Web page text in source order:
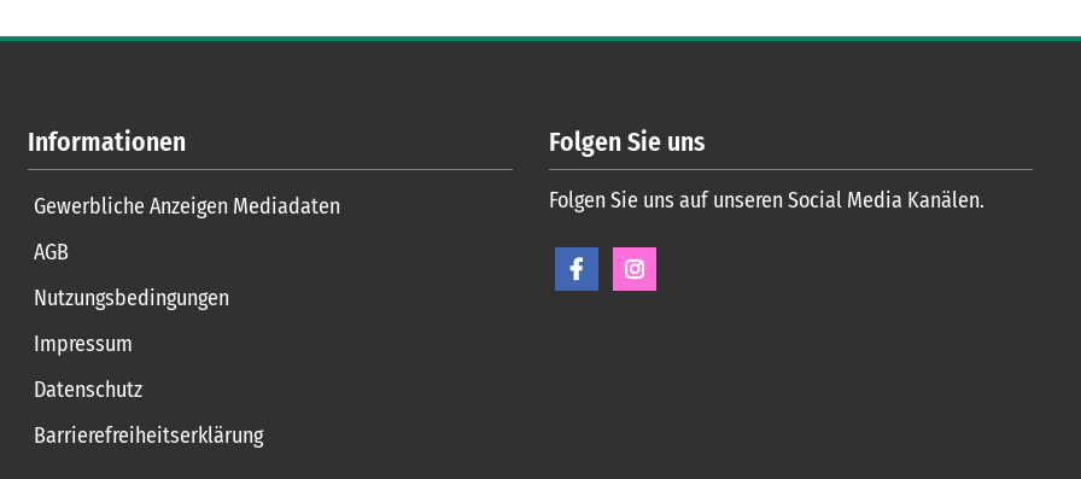
Informationen
Gewerbliche Anzeigen Mediadaten
AGB
Nutzungsbedingungen
Impressum
Datenschutz
Barrierefreiheitserklärung
Folgen Sie uns
Folgen Sie uns auf unseren Social Media Kanälen.